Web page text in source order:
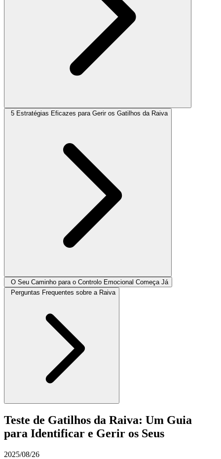
5 Estratégias Eficazes para Gerir os Gatilhos da Raiva
O Seu Caminho para o Controlo Emocional Começa Já
Perguntas Frequentes sobre a Raiva
Teste de Gatilhos da Raiva: Um Guia
para Identificar e Gerir os Seus
2025/08/26